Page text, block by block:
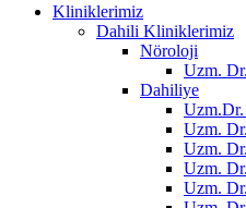
Kliniklerimiz
Dahili Kliniklerimiz
Nöroloji
Uzm.
Dahiliye
Uzm.
Uzm.
Uzm.
Uzm.